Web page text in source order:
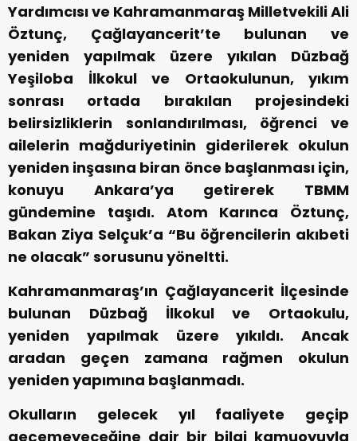
Yardımcısı ve Kahramanmaraş Milletvekili Ali
Öztunç, Çağlayancerit’te bulunan ve
yeniden yapılmak üzere yıkılan Düzbağ
Yeşiloba İlkokul ve Ortaokulunun, yıkım
sonrası ortada bırakılan projesindeki
belirsizliklerin sonlandırılması, öğrenci ve
ailelerin mağduriyetinin giderilerek okulun
yeniden inşasına biran önce başlanması için,
konuyu Ankara’ya getirerek TBMM
gündemine taşıdı. Atom Karınca Öztunç,
Bakan Ziya Selçuk’a “Bu öğrencilerin akıbeti
ne olacak” sorusunu yöneltti.
Kahramanmaraş’ın Çağlayancerit İlçesinde
bulunan Düzbağ İlkokul ve Ortaokulu,
yeniden yapılmak üzere yıkıldı. Ancak
aradan geçen zamana rağmen okulun
yeniden yapımına başlanmadı.
Okulların gelecek yıl faaliyete geçip
geçemeyeceğine dair bir bilgi kamuoyuyla